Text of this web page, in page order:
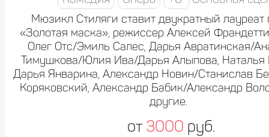
Мюзикл Стиляги ставит двукратный лауреат
«Золотая маска», режиссер Алексей
Олег Отс/Эмиль Салес, Дарья Авратинская/
Тимушкова/Юлия Ива/Дарья Алыпова, Наталья
Дарья Январина, Александр Новин/Станислав
Коряковский, Александр Бабик/Александр
другие.
от 3000 руб.